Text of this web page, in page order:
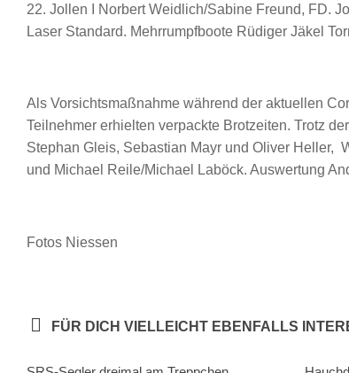
22. Jollen I Norbert Weidlich/Sabine Freund, FD.
Laser Standard. Mehrrumpfboote Rüdiger Jäkel
Als Vorsichtsmaßnahme während der aktuellen
Teilnehmer erhielten verpackte Brotzeiten. Trotz
Stephan Gleis, Sebastian Mayr und Oliver Heller,
und Michael Reile/Michael Laböck. Auswertung
Fotos Niessen
FÜR DICH VIELLEICHT EBENFALLS